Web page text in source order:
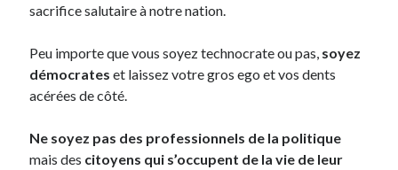
sacrifice salutaire à notre nation.
Peu importe que vous soyez technocrate ou pas, soyez
démocrates et laissez votre gros ego et vos dents
acérées de côté.
Ne soyez pas des professionnels de la politique
mais des citoyens qui s’occupent de la vie de leur